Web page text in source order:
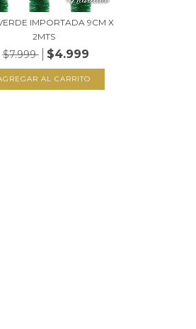
IMPORTADA 9CM X
2MTS
$7.999 $4.999